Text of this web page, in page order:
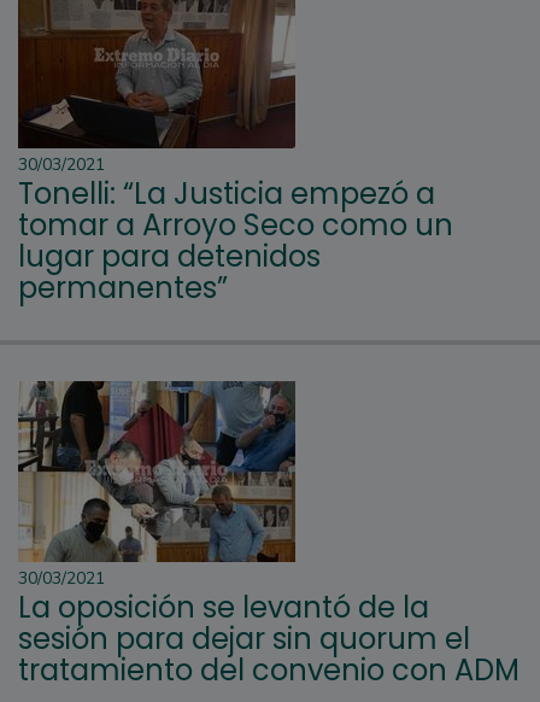
30/03/2021
Tonelli: “La Justicia empezó a
tomar a Arroyo Seco como un
lugar para detenidos
permanentes”
30/03/2021
La oposición se levantó de la
sesión para dejar sin quorum el
tratamiento del convenio con ADM